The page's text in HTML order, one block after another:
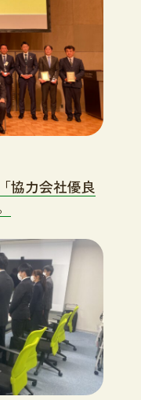
協力会社優良